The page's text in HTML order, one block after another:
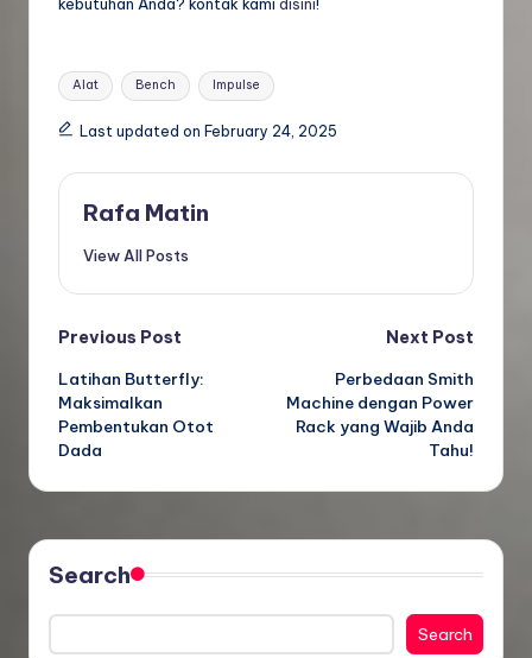
Tags:
Alat Bench Impulse
Last updated on February 24, 2025
Rafa Matin
View All Posts
Post
navigation
Previous Post
Latihan Butterfly:
Maksimalkan
Pembentukan Otot
Dada
Next Post
Perbedaan Smith
Machine dengan Power
Rack yang Wajib Anda
Tahu!
Search
Search